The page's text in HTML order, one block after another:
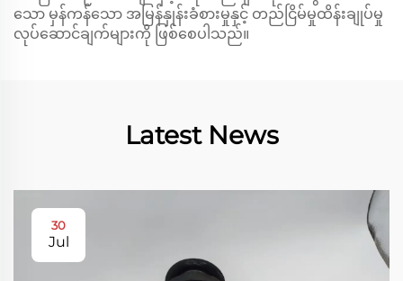
သော မှန်ကန်သော အမြန်နှုန်းခံစားမှုနှင့် တည်ငြိမ်မှုထိန်းချုပ်မှု
လုပ်ဆောင်ချက်များကို ဖြစ်စေပါသည်။
Latest News
30
Jul